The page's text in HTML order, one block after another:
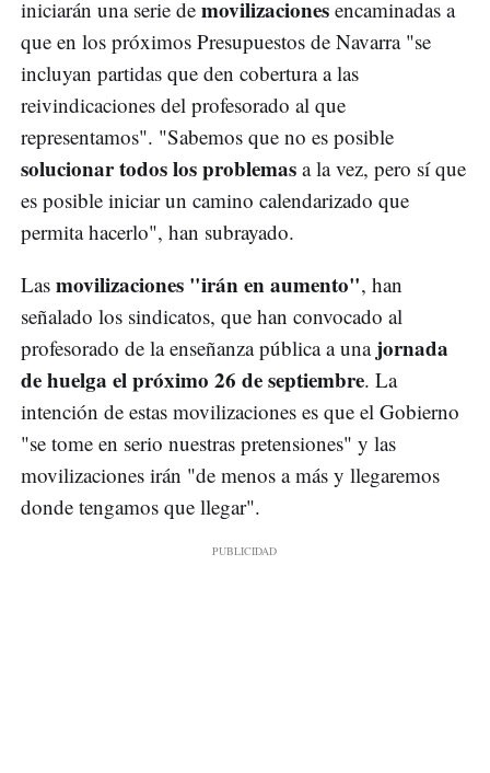
iniciarán una serie de movilizaciones encaminadas a
que en los próximos Presupuestos de Navarra "se
incluyan partidas que den cobertura a las
reivindicaciones del profesorado al que
representamos". "Sabemos que no es posible
solucionar todos los problemas a la vez, pero sí que
es posible iniciar un camino calendarizado que
permita hacerlo", han subrayado.
Las movilizaciones "irán en aumento", han
señalado los sindicatos, que han convocado al
profesorado de la enseñanza pública a unajornada
de huelga el próximo 26 de septiembre. La
intención de estas movilizaciones es que el Gobierno
"se tome en serio nuestras pretensiones" y las
movilizaciones irán "de menos a más y llegaremos
donde tengamos que llegar".